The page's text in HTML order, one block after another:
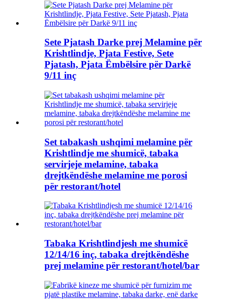
Sete Pjatash Darke prej Melamine për
Krishtlindje, Pjata Festive, Sete
Pjatash, Pjata Ëmbëlsire për Darkë
9/11 inç
Set tabakash ushqimi melamine për
Krishtlindje me shumicë, tabaka
servirjeje melamine, tabaka
drejtkëndëshe melamine me porosi
për restorant/hotel
Tabaka Krishtlindjesh me shumicë
12/14/16 inç, tabaka drejtkëndëshe
prej melamine për restorant/hotel/bar